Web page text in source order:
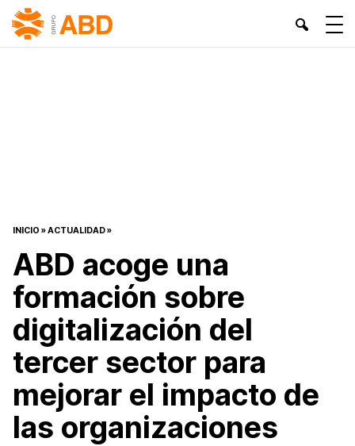
INICIO »ACTUALIDAD»
ABD acoge una
formación sobre
digitalización del
tercer sector para
mejorar el impacto de
las organizaciones